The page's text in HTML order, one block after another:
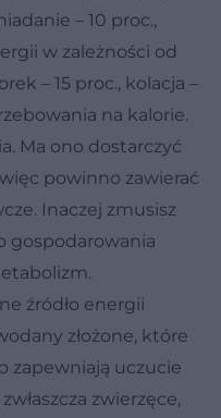
– 10 proc.,
w zależności od
– 15 proc., kolacja –
na kalorie.
Ma ono dostarczyć
powinno zawierać
Inaczej zmusisz
gospodarowania
źródło energii
złożone, które
zapewniają uczucie
zwierzęce,